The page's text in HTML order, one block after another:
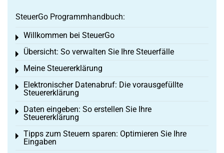
SteuerGo Programmhandbuch:
Willkommen bei SteuerGo
Toggle menu
Übersicht: So verwalten Sie Ihre Steuerfälle
Toggle menu
Meine Steuererklärung
Toggle menu
Elektronischer Datenabruf: Die vorausgefüllte
Steuererklärung
Toggle menu
Daten eingeben: So erstellen Sie Ihre
Steuererklärung
Toggle menu
Tipps zum Steuern sparen: Optimieren Sie Ihre
Eingaben
Toggle menu